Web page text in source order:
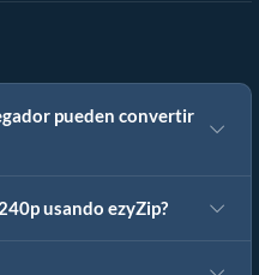
pueden convertir
usando ezyZip?